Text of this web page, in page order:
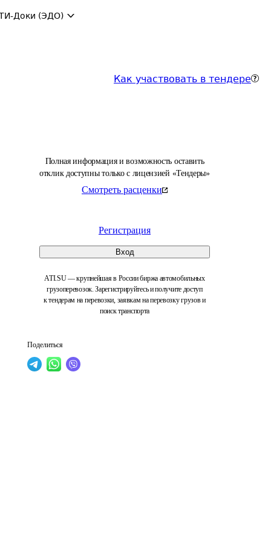
Доки (ЭДО)
Как участвовать в тендере
Полная информация и возможность оставить
отклик доступны только с лицензией «Тендеры»
Смотреть расценки
Регистрация
Вход
ATI.SU — крупнейшая в России биржа автомобильных
грузоперевозок. Зарегистрируйтесь и получите доступ
к тендерам на перевозки, заявкам на перевозку грузов и
поиск транспорта
Поделиться